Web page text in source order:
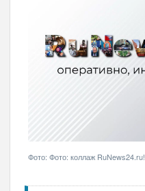
Фото: Фото: коллаж RuNews24.ru!